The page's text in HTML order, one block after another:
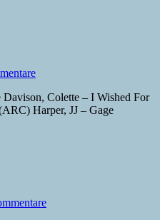
Harper, JJ – Gage